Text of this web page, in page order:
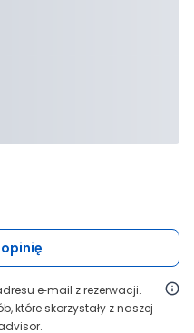
e‑mail z rezerwacji.
które skorzystały z naszej